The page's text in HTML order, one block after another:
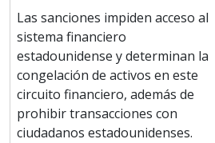
Las sanciones impiden acceso al
sistema financiero
estadounidense y determinan la
congelación de activos en este
circuito financiero, además de
prohibir transacciones con
ciudadanos estadounidenses.